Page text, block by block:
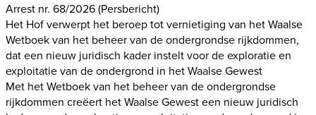
Arrest nr. 68/2026(Persbericht)
Het Hof verwerpt het beroep tot vernietiging van het Waalse
Wetboek van het beheer van de ondergrondse rijkdommen,
dat een nieuw juridisch kader instelt voor de exploratie en
exploitatie van de ondergrond in het Waalse Gewest
Met het Wetboek van het beheer van de ondergrondse
rijkdommen creëert het Waalse Gewest een nieuw juridisch